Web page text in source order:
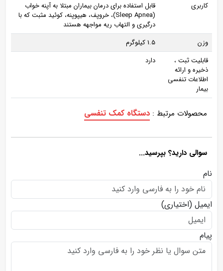
کاربری
قابل استفاده برای درمان بیماران مبتلا به آپنه خواب
(Sleep Apnea)، خروپف، هیپوپنه، کوئید مثبت که با
درگیری و التهاب ریه مواجهه هستند
وزن
1.5 کیلوگرم
قابلیت ثبت ،
ذخیره و ارائه
اطلاعات تنفسی
بیمار
دارد
محصولات مرتبط : دستگاه کمک تنفسی
سوالی دارید؟ بپرسید...
نام
ایمیل (اختیاری)
پیام